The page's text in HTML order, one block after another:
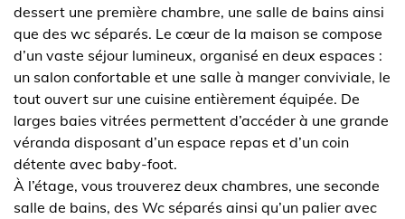
dessert une première chambre, une salle de bains ainsi
que des wc séparés. Le cœur de la maison se compose
d’un vaste séjour lumineux, organisé en deux espaces :
un salon confortable et une salle à manger conviviale, le
tout ouvert sur une cuisine entièrement équipée. De
larges baies vitrées permettent d’accéder à une grande
véranda disposant d’un espace repas et d’un coin
détente avec baby-foot.
À l’étage, vous trouverez deux chambres, une seconde
salle de bains, des Wc séparés ainsi qu’un palier avec